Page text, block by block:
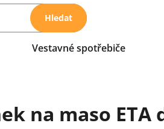
Hledat
Vestavné spotřebiče
na maso ETA